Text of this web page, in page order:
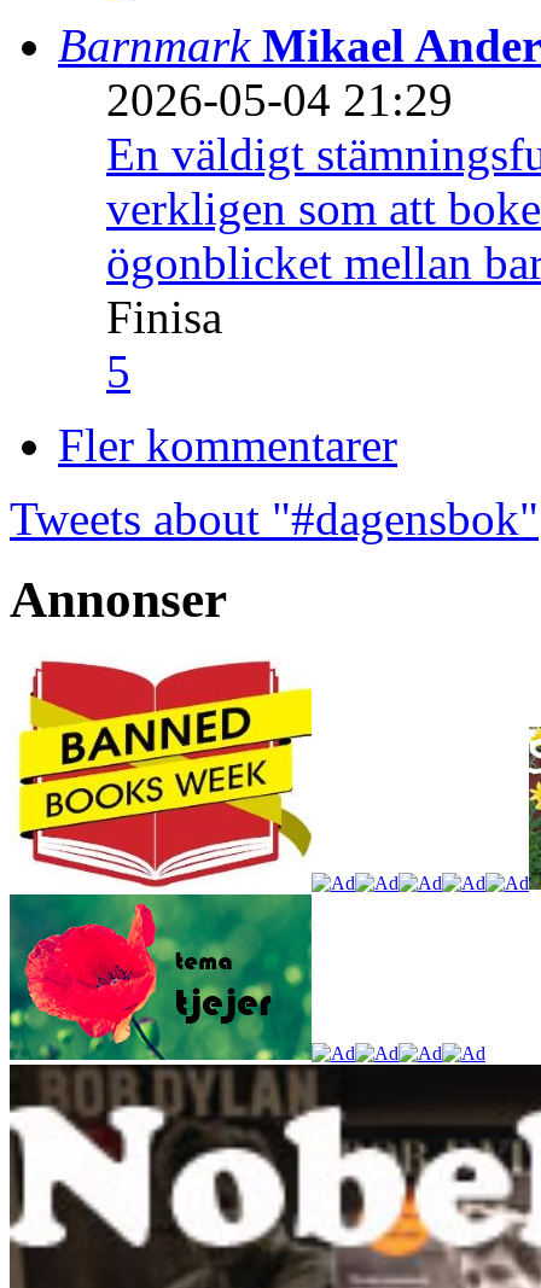
Barnmark Mikael
2026-05-04 21:29
En väldigt
verkligen som att
ögonblicket mellan
Finisa
5
Fler kommentarer
Tweets about "#dagensbok"
Annonser